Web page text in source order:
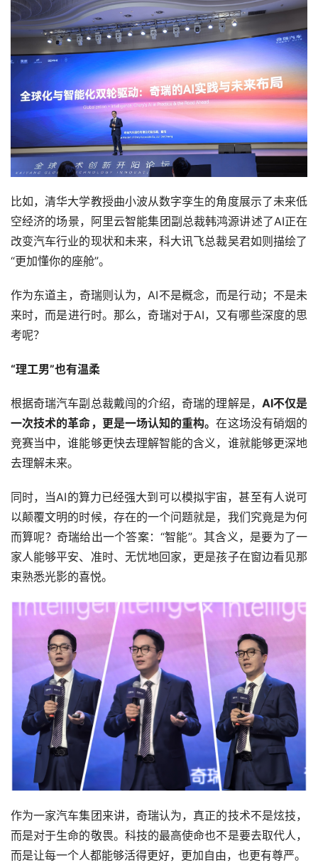
比如，清华大学教授曲小波从数字孪生的角度展示了未来低
空经济的场景，阿里云智能集团副总裁韩鸿源讲述了AI正在
改变汽车行业的现状和未来，科大讯飞总裁吴君如则描绘了
“更加懂你的座舱”。
作为东道主，奇瑞则认为，AI不是概念，而是行动；不是未
来时，而是进行时。那么，奇瑞对于AI，又有哪些深度的思
考呢？
“理工男”也有温柔
根据奇瑞汽车副总裁戴闯的介绍，奇瑞的理解是， AI不仅是
一次技术的革命，更是一场认知的重构。在这场没有硝烟的
竞赛当中，谁能够更快去理解智能的含义，谁就能够更深地
去理解未来。
同时，当AI的算力已经强大到可以模拟宇宙，甚至有人说可
以颠覆文明的时候，存在的一个问题就是，我们究竟是为何
而算呢？奇瑞给出一个答案：“智能”。其含义，是要为了一
家人能够平安、准时、无忧地回家，更是孩子在窗边看见那
束熟悉光影的喜悦。
作为一家汽车集团来讲，奇瑞认为，真正的技术不是炫技，
而是对于生命的敬畏。科技的最高使命也不是要去取代人，
而是让每一个人都能够活得更好，更加自由，也更有尊严。